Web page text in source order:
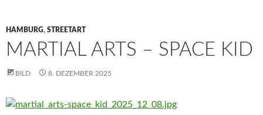
HAMBURG, STREETART
MARTIAL ARTS – SPACE KID
BILD 8. DEZEMBER 2025